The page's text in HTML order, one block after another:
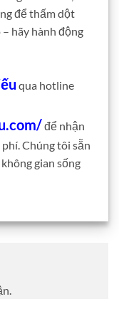
để thấm dột
hãy hành động
qua hotline
để nhận
Chúng tôi sẵn
gian sống